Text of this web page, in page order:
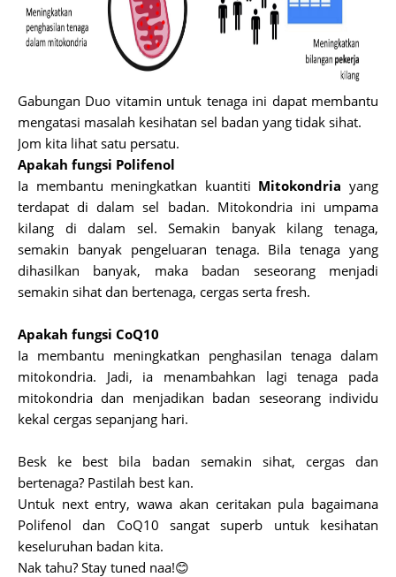
Gabungan Duo vitamin untuk tenaga ini dapat membantu
mengatasi masalah kesihatan sel badan yang tidak sihat.
Jom kita lihat satu persatu.
Apakah fungsi Polifenol
Ia membantu meningkatkan kuantiti Mitokondriayang
terdapat di dalam sel badan. Mitokondria ini umpama
kilang di dalam sel. Semakin banyak kilang tenaga,
semakin banyak pengeluaran tenaga. Bila tenaga yang
dihasilkan banyak, maka badan seseorang menjadi
semakin sihat dan bertenaga, cergas serta fresh.
Apakah fungsi CoQ10
Ia membantu meningkatkan penghasilan tenaga dalam
mitokondria. Jadi, ia menambahkan lagi tenaga pada
mitokondria dan menjadikan badan seseorang individu
kekal cergas sepanjang hari.
Besk ke best bila badan semakin sihat, cergas dan
bertenaga? Pastilah best kan.
Untuk next entry, wawa akan ceritakan pula bagaimana
Polifenol dan CoQ10 sangat superb untuk kesihatan
keseluruhan badan kita.
Nak tahu? Stay tuned naa!😊